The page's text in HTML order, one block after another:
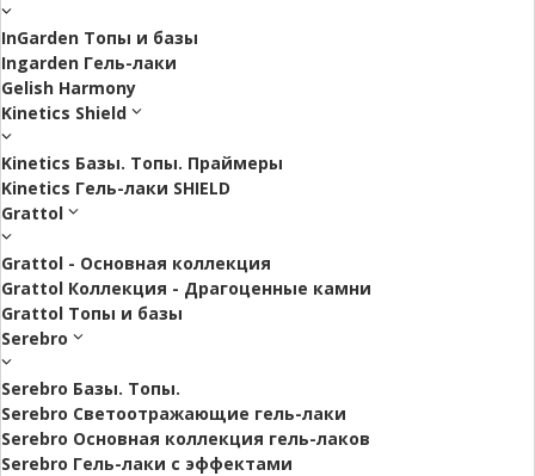
InGarden Топы и базы
Ingarden Гель-лаки
Gelish Harmony
Kinetics Shield
Kinetics Базы. Топы. Праймеры
Kinetics Гель-лаки SHIELD
Grattol
Grattol - Oснoвнaя коллекция
Grattol Коллекция - Драгоценные камни
Grattol Топы и базы
Serebro
Serebro Базы. Топы.
Serebro Светоотражающие гель-лаки
Serebro Основная коллекция гель-лаков
Serebro Гель-лаки с эффектами